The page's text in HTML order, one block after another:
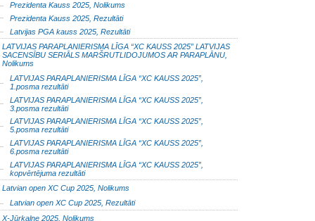
Prezidenta Kauss 2025, Nolikums
Prezidenta Kauss 2025, Rezultāti
Latvijas PGA kauss 2025, Rezultāti
LATVIJAS PARAPLANIERISMA LĪGA “XC KAUSS 2025” LATVIJAS
SACENSĪBU SERIĀLS MARŠRUTLIDOJUMOS AR PARAPLĀNU,
Nolikums
LATVIJAS PARAPLANIERISMA LĪGA “XC KAUSS 2025”,
1.posma rezultāti
LATVIJAS PARAPLANIERISMA LĪGA “XC KAUSS 2025”,
3.posma rezultāti
LATVIJAS PARAPLANIERISMA LĪGA “XC KAUSS 2025”,
5.posma rezultāti
LATVIJAS PARAPLANIERISMA LĪGA “XC KAUSS 2025”,
6.posma rezultāti
LATVIJAS PARAPLANIERISMA LĪGA “XC KAUSS 2025”,
kopvērtējuma rezultāti
Latvian open XC Cup 2025, Nolikums
Latvian open XC Cup 2025, Rezultāti
X-Jūrkalne 2025, Nolikums